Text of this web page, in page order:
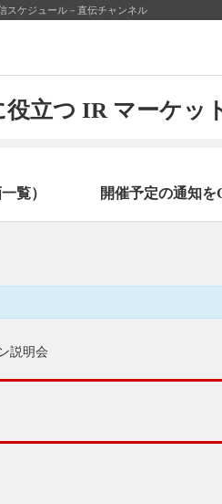
スケジュール－直伝チャンネル
役立つ IR マーケ
覧） 開催予定の通知を
説明会